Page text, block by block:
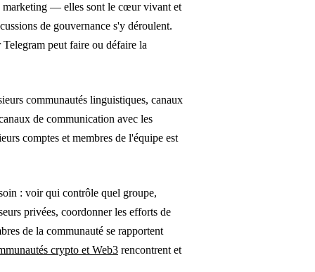
marketing — elles sont le cœur vivant et
de gouvernance s'y déroulent.
peut faire ou défaire la
communautés linguistiques, canaux
de communication avec les
comptes et membres de l'équipe est
: voir qui contrôle quel groupe,
privées, coordonner les efforts de
de la communauté se rapportent
crypto et Web3 rencontrent et